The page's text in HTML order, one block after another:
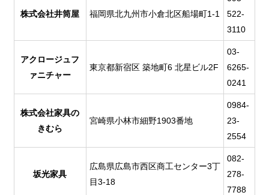
株式会社井筒屋 福岡県北九州市小倉北区船場町1-1
522-
3110
アクロージュフ
ァニチャー
東京都新宿区 築地町6 北星ビル2F
03-
6265-
0241
株式会社家具の
きむら
宮崎県小林市細野1903番地
0984-
23-
2554
坂光家具
広島県広島市西区商工センター3丁
目3-18
082-
278-
7788